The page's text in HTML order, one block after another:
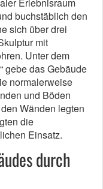
buchstäblich den
sich über drei
mit
Unter dem
gebe das Gebäude
normalerweise
und Böden
Wänden legten
die
Einsatz.
durch